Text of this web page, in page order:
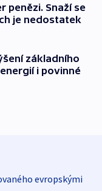
penězi. Snaží se
je nedostatek
základního
i povinné
evropskými